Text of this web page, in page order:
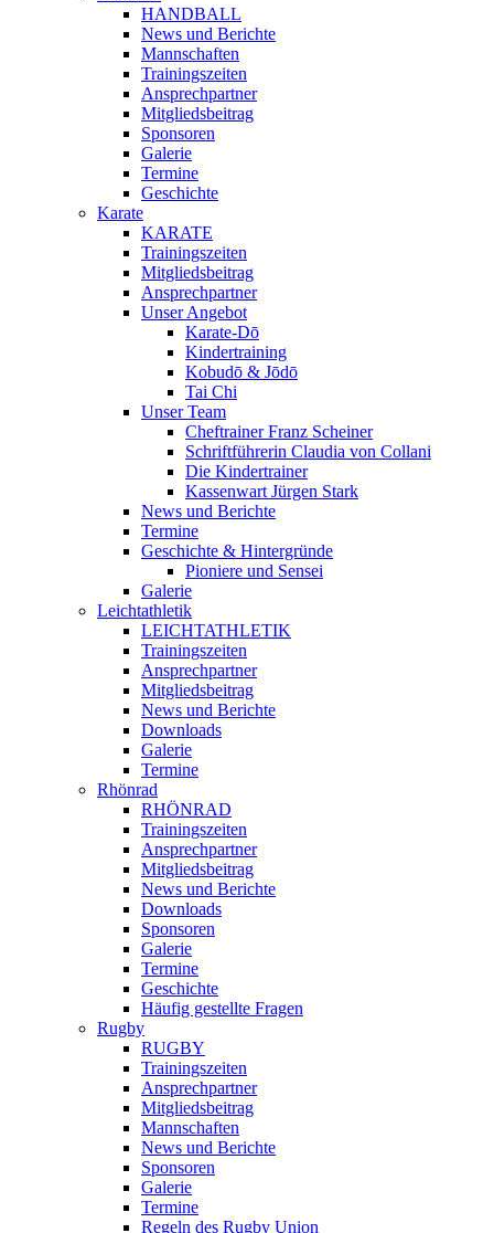
HANDBALL
News und Berichte
Mannschaften
Trainingszeiten
Ansprechpartner
Mitgliedsbeitrag
Sponsoren
Galerie
Termine
Geschichte
Karate
KARATE
Trainingszeiten
Mitgliedsbeitrag
Ansprechpartner
Unser Angebot
Karate-Dō
Kindertraining
Kobudō & Jōdō
Tai Chi
Unser Team
Cheftrainer Franz Scheiner
Schriftführerin Claudia von Collani
Die Kindertrainer
Kassenwart Jürgen Stark
News und Berichte
Termine
Geschichte & Hintergründe
Pioniere und Sensei
Galerie
Leichtathletik
LEICHTATHLETIK
Trainingszeiten
Ansprechpartner
Mitgliedsbeitrag
News und Berichte
Downloads
Galerie
Termine
Rhönrad
RHÖNRAD
Trainingszeiten
Ansprechpartner
Mitgliedsbeitrag
News und Berichte
Downloads
Sponsoren
Galerie
Termine
Geschichte
Häufig gestellte Fragen
Rugby
RUGBY
Trainingszeiten
Ansprechpartner
Mitgliedsbeitrag
Mannschaften
News und Berichte
Sponsoren
Galerie
Termine
Regeln des Rugby Union